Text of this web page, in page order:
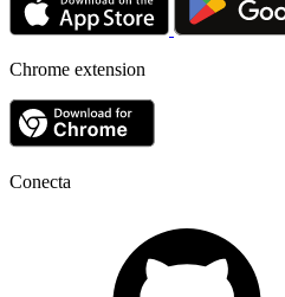
Chrome extension
Conecta